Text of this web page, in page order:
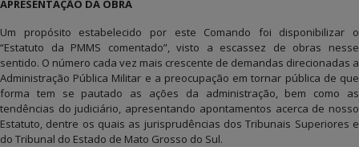
APRESENTAÇÃO DA OBRA
Um propósito estabelecido por este Comando foi disponibilizar o
“Estatuto da PMMS comentado”, visto a escassez de obras nesse
sentido. O número cada vez mais crescente de demandas direcionadas a
Administração Pública Militar e a preocupação em tornar pública de que
forma tem se pautado as ações da administração, bem como as
tendências do judiciário, apresentando apontamentos acerca de nosso
Estatuto, dentre os quais as jurisprudências dos Tribunais Superiores e
do Tribunal do Estado de Mato Grosso do Sul.